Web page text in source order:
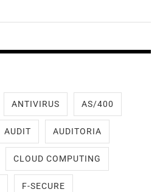
ANTIVIRUS AS/400
AUDIT AUDITORIA
CLOUD COMPUTING
F-SECURE